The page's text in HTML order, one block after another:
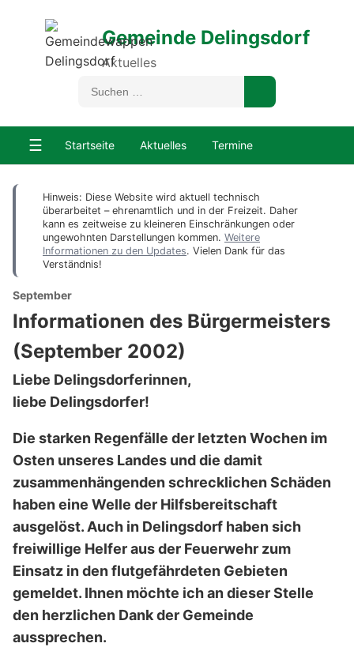
Gemeinde Delingsdorf
Aktuelles
☰ Startseite Aktuelles Termine
Hinweis: Diese Website wird aktuell technisch
überarbeitet – ehrenamtlich und in der Freizeit. Daher
kann es zeitweise zu kleineren Einschränkungen oder
ungewohnten Darstellungen kommen. Weitere
Informationen zu den Updates. Vielen Dank für das
Verständnis!
September
Informationen des Bürgermeisters
(September 2002)
Liebe Delingsdorferinnen,
liebe Delingsdorfer!
Die starken Regenfälle der letzten Wochen im
Osten unseres Landes und die damit
zusammenhängenden schrecklichen Schäden
haben eine Welle der Hilfsbereitschaft
ausgelöst. Auch in Delingsdorf haben sich
freiwillige Helfer aus der Feuerwehr zum
Einsatz in den flutgefährdeten Gebieten
gemeldet. Ihnen möchte ich an dieser Stelle
den herzlichen Dank der Gemeinde
aussprechen.